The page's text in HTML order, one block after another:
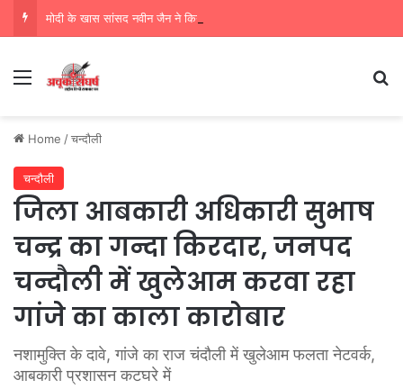
Menu
Home /चन्दौली
चन्दौली
जिला आबकारी अधिकारी सुभाष
चन्द्र का गन्दा किरदार, जनपद
चन्दौली में खुलेआम करवा रहा
गांजे का काला कारोबार
नशामुक्ति के दावे, गांजे का राज चंदौली में खुलेआम फलता नेटवर्क,
आबकारी प्रशासन कटघरे में